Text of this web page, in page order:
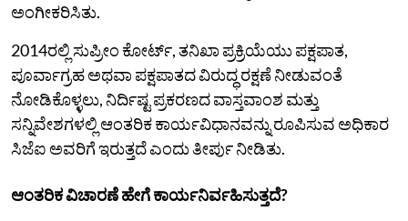
ಅಂಗೀಕರಿಸಿತು.
2014ರಲ್ಲಿ ಸುಪ್ರೀಂ ಕೋರ್ಟ್, ತನಿಖಾ ಪ್ರಕ್ರಿಯೆಯು ಪಕ್ಷಪಾತ,
ಪೂರ್ವಾಗ್ರಹ ಅಥವಾ ಪಕ್ಷಪಾತದ ವಿರುದ್ಧ ರಕ್ಷಣೆ ನೀಡುವಂತೆ
ನೋಡಿಕೊಳ್ಳಲು, ನಿರ್ದಿಷ್ಟ ಪ್ರಕರಣದ ವಾಸ್ತವಾಂಶ ಮತ್ತು
ಸನ್ನಿವೇಶಗಳಲ್ಲಿ ಆಂತರಿಕ ಕಾರ್ಯವಿಧಾನವನ್ನು ರೂಪಿಸುವ ಅಧಿಕಾರ
ಸಿಜೆಐ ಅವರಿಗೆ ಇರುತ್ತದೆ ಎಂದು ತೀರ್ಪು ನೀಡಿತು.
ಆಂತರಿಕ ವಿಚಾರಣೆ ಹೇಗೆ ಕಾರ್ಯನಿರ್ವಹಿಸುತ್ತದೆ?